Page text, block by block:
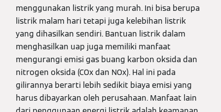
menggunakan listrik yang murah. Ini bisa berupa
listrik malam hari tetapi juga kelebihan listrik
yang dihasilkan sendiri. Bantuan listrik dalam
menghasilkan uap juga memiliki manfaat
mengurangi emisi gas buang karbon oksida dan
nitrogen oksida (COx dan NOx). Hal ini pada
gilirannya berarti lebih sedikit biaya emisi yang
harus dibayarkan oleh perusahaan. Manfaat lain